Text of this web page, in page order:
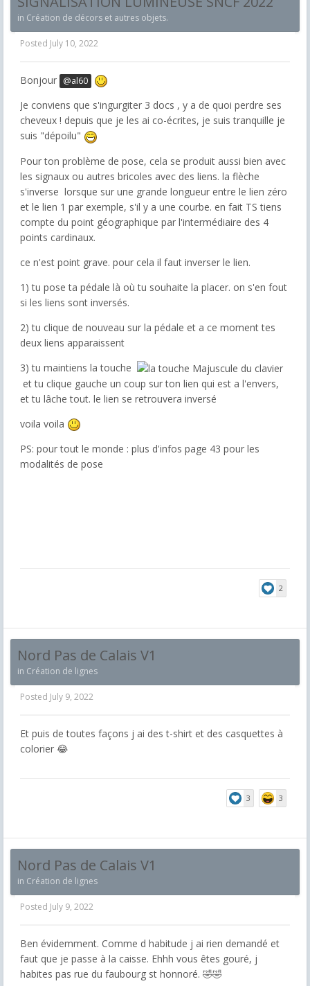
in Création de décors et autres objets.
Posted July 10, 2022
Bonjour @al60
Je conviens que s'ingurgiter 3 docs , y a de quoi perdre ses
cheveux ! depuis que je les ai co-écrites, je suis tranquille je
suis "dépoilu"
Pour ton problème de pose, cela se produit aussi bien avec
les signaux ou autres bricoles avec des liens. la flèche
s'inverse lorsque sur une grande longueur entre le lien zéro
et le lien 1 par exemple, s'il y a une courbe. en fait TS tiens
compte du point géographique par l'intermédiaire des 4
points cardinaux.
ce n'est point grave. pour cela il faut inverser le lien.
1) tu pose ta pédale là où tu souhaite la placer. on s'en fout
si les liens sont inversés.
2) tu clique de nouveau sur la pédale et a ce moment tes
deux liens apparaissent
3) tu maintiens la touche
et tu clique gauche un coup sur ton lien qui est a l'envers,
et tu lâche tout. le lien se retrouvera inversé
voila voila
PS: pour tout le monde : plus d'infos page 43 pour les
modalités de pose
2
Nord Pas de Calais V1
in Création de lignes
Posted July 9, 2022
Et puis de toutes façons j ai des t-shirt et des casquettes à
colorier 😂
3 3
Nord Pas de Calais V1
in Création de lignes
Posted July 9, 2022
Ben évidemment. Comme d habitude j ai rien demandé et
faut que je passe à la caisse. Ehhh vous êtes gouré, j
habites pas rue du faubourg st honnoré. 🤣🤣